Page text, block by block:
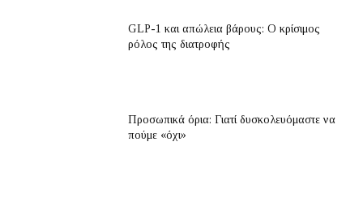
GLP-1 και απώλεια βάρους: Ο κρίσιμος
ρόλος της διατροφής
Προσωπικά όρια: Γιατί δυσκολευόμαστε να
πούμε «όχι»